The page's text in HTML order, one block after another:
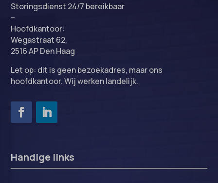
Storingsdienst 24/7 bereikbaar
–
Hoofdkantoor:
Wegastraat 62,
2516 AP Den Haag
Let op: dit is geen bezoekadres, maar ons
hoofdkantoor. Wij werken landelijk.
Handige links